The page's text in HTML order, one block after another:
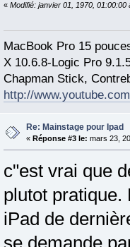
« Modifié: janvier 01, 1970, 01:00:00
MacBook Pro 15
X 10.6.8-Logic Pro
Chapman Stick,
http://
Re: Mainstage pour Ipad
« Réponse #3 le: mars 23,
c"est vrai que
plutot pratique.
iPad de